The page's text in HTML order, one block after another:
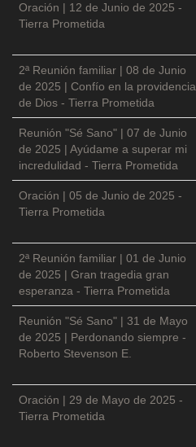
Oración | 12 de Junio de 2025 -
Tierra Prometida
2ª Reunión familiar | 08 de Junio
de 2025 | Confío en la providencia
de Dios - Tierra Prometida
Reunión "Sé Sano" | 07 de Junio
de 2025 | Ayúdame a superar mi
incredulidad - Tierra Prometida
Oración | 05 de Junio de 2025 -
Tierra Prometida
2ª Reunión familiar | 01 de Junio
de 2025 | Gran tragedia gran
esperanza - Tierra Prometida
Reunión "Sé Sano" | 31 de Mayo
de 2025 | Perdonando siempre -
Roberto Stevenson E.
Oración | 29 de Mayo de 2025 -
Tierra Prometida